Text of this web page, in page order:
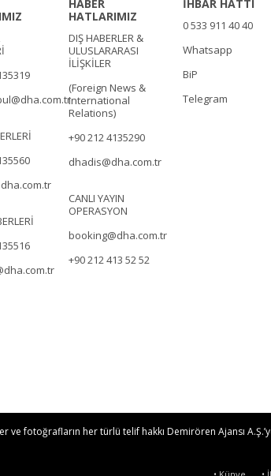
HABER
HATLARIMIZ
DIŞ HABERLER &
ULUSLARARASI
İLİŞKİLER
(Foreign News &
International
Relations)
+90 212 4135290
dhadis@dha.com.tr
CANLI YAYIN
OPERASYON
booking@dha.com.tr
+90 212 413 52 52
İHBAR HATTI
0 533 911 40 40
Whatsapp
BiP
Telegram
ve fotoğrafların her türlü telif hakkı Demirören Ajansı